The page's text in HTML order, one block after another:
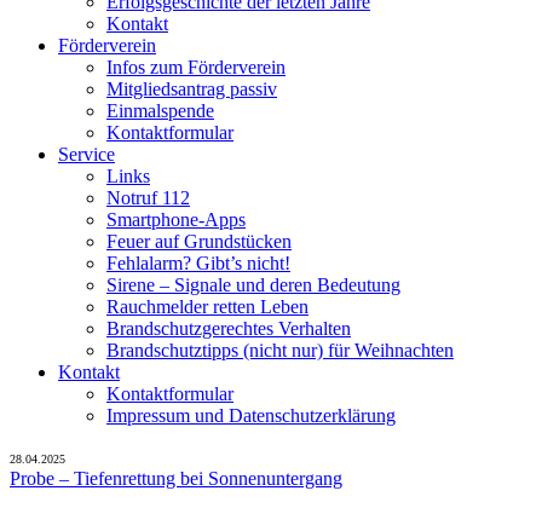
Kontakt
Förderverein
Infos zum Förderverein
Mitgliedsantrag passiv
Einmalspende
Kontaktformular
Service
Links
Notruf 112
Smartphone-Apps
Feuer auf Grundstücken
Fehlalarm? Gibt’s nicht!
Sirene – Signale und deren Bedeutung
Rauchmelder retten Leben
Brandschutzgerechtes Verhalten
Brandschutztipps (nicht nur) für Weihnachten
Kontakt
Kontaktformular
Impressum und Datenschutzerklärung
28.04.2025
Probe – Tiefenrettung bei Sonnenuntergang